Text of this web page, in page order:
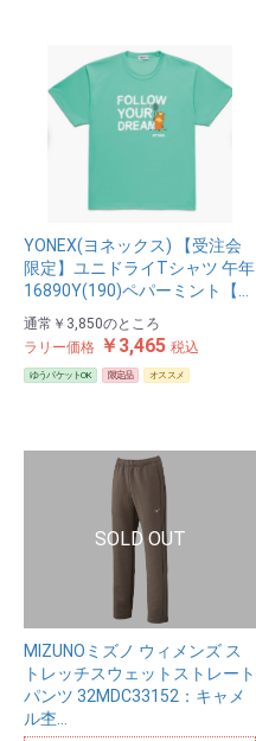
YONEX(ヨネックス) 【受注会
限定】ユニドライTシャツ 午年
16890Y(190)ペパーミント【…
通常 ￥3,850のところ
ラリー価格 ￥3,465 税込
ゆうパケットOK 限定品 オススメ
MIZUNOミズノ ウィメンズ ス
トレッチスウェットストレート
パンツ 32MDC33152：キャメ
ル杢…